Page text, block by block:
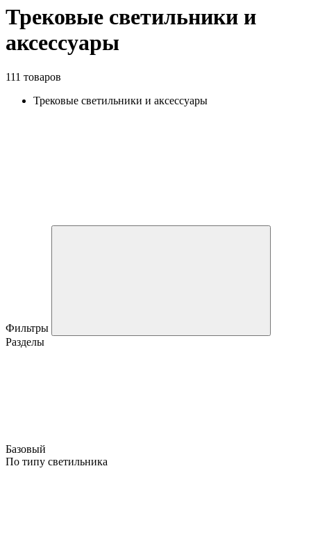
Трековые светильники и
аксессуары
111 товаров
Трековые светильники и аксессуары
Фильтры
Разделы
Базовый
По типу светильника